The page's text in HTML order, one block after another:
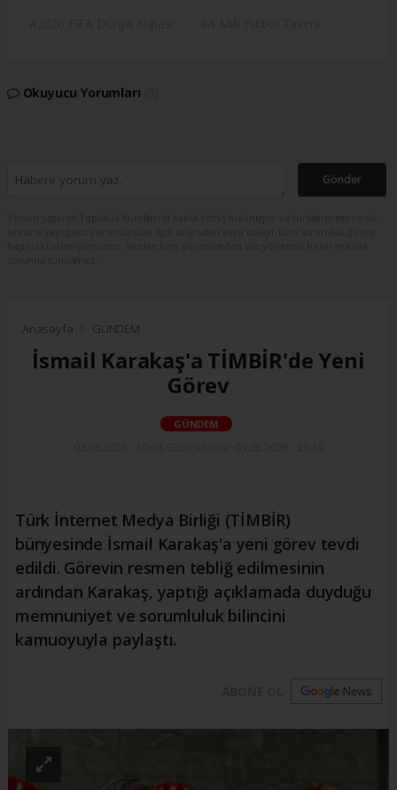
Okuyucu Yorumları
Gönder
Anasayfa GÜNDEM
İsmail Karakaş'a TİMBİR'de Yeni
Görev
GÜNDEM
Türk İnternet Medya Birliği (TİMBİR)
bünyesinde İsmail Karakaş'a yeni görev tevdi
edildi. Görevin resmen tebliğ edilmesinin
ardından Karakaş, yaptığı açıklamada duyduğu
memnuniyet ve sorumluluk bilincini
kamuoyuyla paylaştı.